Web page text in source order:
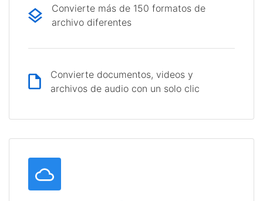
Convierte más de 150 formatos de
archivo diferentes
Convierte documentos, videos y
archivos de audio con un solo clic